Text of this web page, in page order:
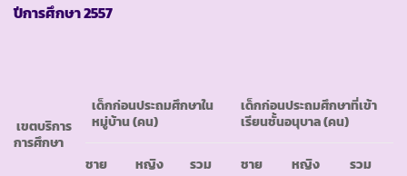
ปีการศึกษา2557
เขตบริการ
การศึกษา
เด็กก่อนประถมศึกษาใน
หมู่บ้าน(คน)
เด็กก่อนประถมศึกษาที่เข้า
เรียนชั้นอนุบาล(คน)
ชาย หญิง รวม ชาย หญิง รวม